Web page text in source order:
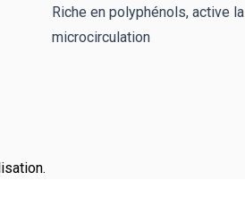
Riche en polyphénols, active la
microcirculation